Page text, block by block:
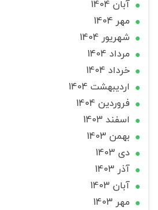
آبان 1404
مهر 1404
شهریور 1404
مرداد 1404
خرداد 1404
ارديبهشت 1404
فروردین 1404
اسفند 1403
بهمن 1403
دی 1403
آذر 1403
آبان 1403
مهر 1403